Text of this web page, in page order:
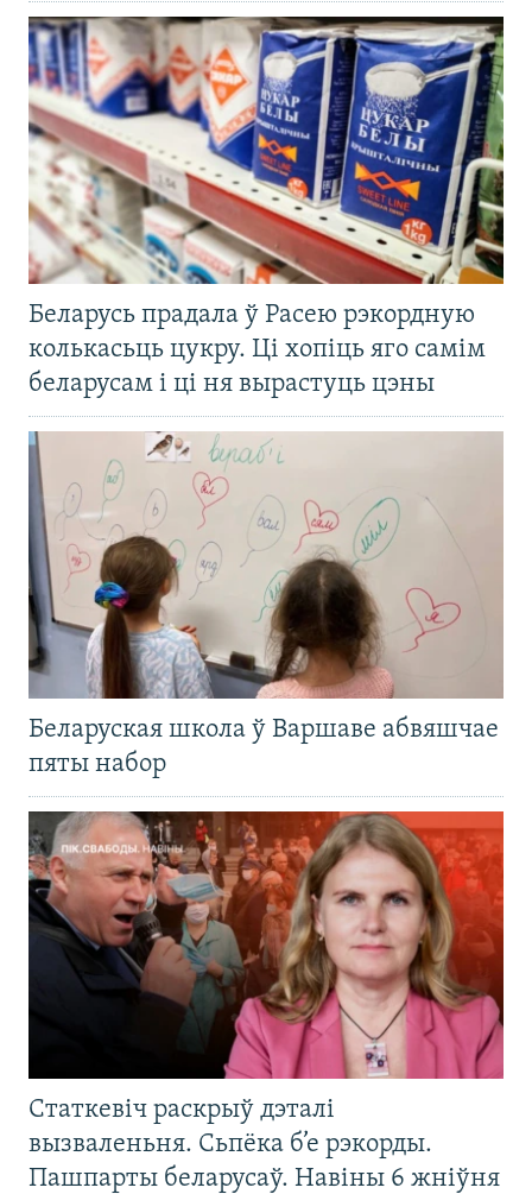
Беларусь прадала ў Расею рэкордную
колькасьць цукру. Ці хопіць яго самім
беларусам і ці ня вырастуць цэны
Беларуская школа ў Варшаве абвяшчае
пяты набор
Статкевіч раскрыў дэталі
вызваленьня. Сьпёка б’е рэкорды.
Пашпарты беларусаў. Навіны 6 жніўня